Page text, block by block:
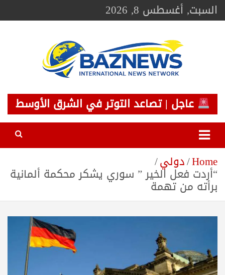
Skip
toالسبت, أغسطس 8, 2026
BAZNEWS
شبكة باز الإخبارية
عاجل | تصاعد التوتر في الشرق الأوسط
Home دولي
“أردت فعل الخير ” سوري يشكر محكمة ألمانية
برأته من تهمة